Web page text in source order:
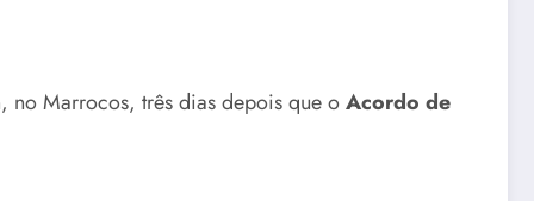
Marrocos, três dias depois que oAcordo de